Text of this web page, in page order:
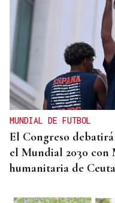
REPRESENTANTE DE
EEUU revoca el
en el Washington
MUNDIAL DE FUTBOL
El Congreso
el Mundial 2030 con
humanitaria de Ceuta